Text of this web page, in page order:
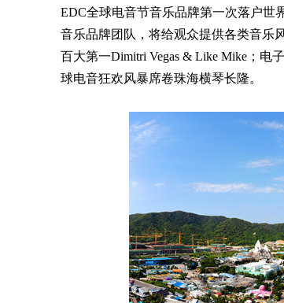
EDC全球电音节音乐品牌第一次落户世
音乐品牌团队，将给观众提供各类音乐
百大第一Dimitri Vegas & Like Mike；电
球电音狂欢风暴席卷珠海横琴长隆。